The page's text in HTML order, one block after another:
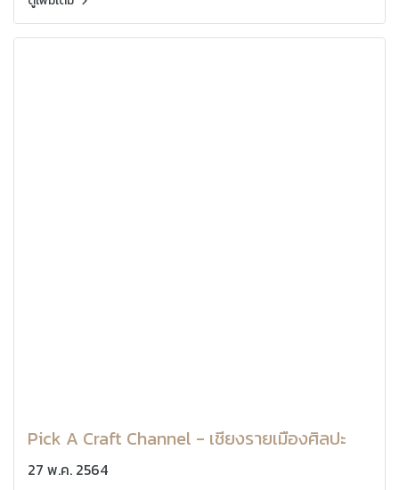
Pick A Craft Channel - เชียงรายเมืองศิลปะ
27 พ.ค. 2564